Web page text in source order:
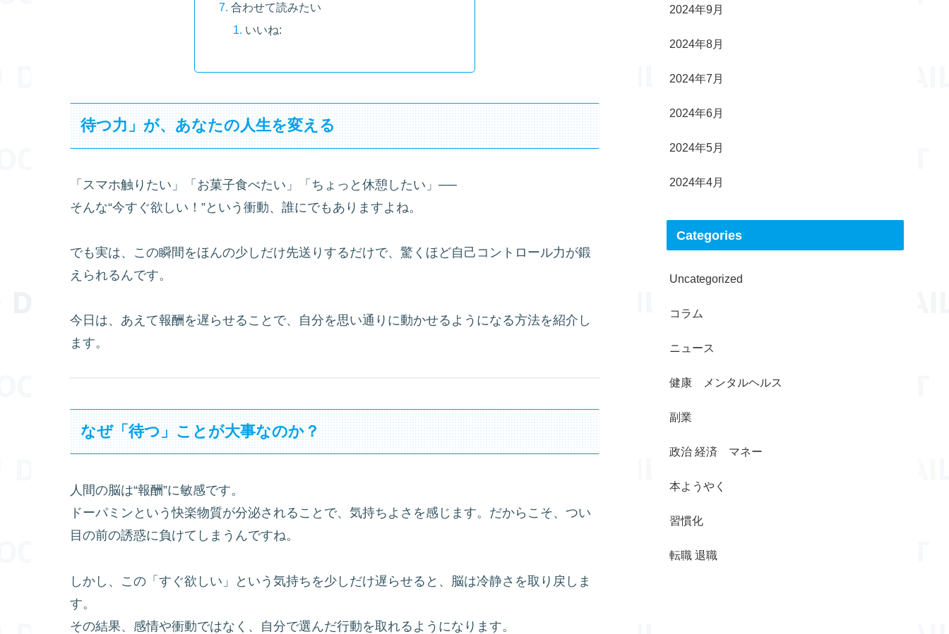
合わせて読みたい
いいね:
待つ力」が、あなたの人生を変える
「スマホ触りたい」「お菓子食べたい」「ちょっと休憩したい」──
そんな“今すぐ欲しい！”という衝動、誰にでもありますよね。
でも実は、この瞬間をほんの少しだけ先送りするだけで、驚くほど自己コントロール力が鍛
えられるんです。
今日は、あえて報酬を遅らせることで、自分を思い通りに動かせるようになる方法を紹介し
ます。
なぜ「待つ」ことが大事なのか？
人間の脳は“報酬”に敏感です。
ドーパミンという快楽物質が分泌されることで、気持ちよさを感じます。だからこそ、つい
目の前の誘惑に負けてしまうんですね。
しかし、この「すぐ欲しい」という気持ちを少しだけ遅らせると、脳は冷静さを取り戻しま
す。
その結果、感情や衝動ではなく、自分で選んだ行動を取れるようになります。
2024年9月
2024年8月
2024年7月
2024年6月
2024年5月
2024年4月
Categories
Uncategorized
コラム
ニュース
健康 メンタルヘルス
副業
政治 経済 マネー
本ようやく
習慣化
転職 退職